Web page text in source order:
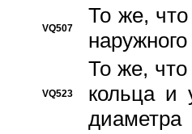
VQ507
То же,
VQ523
То же,
кольца и
диаметра